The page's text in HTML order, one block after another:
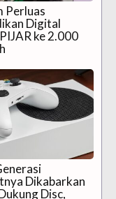
Perluas
Digital
ke 2.000
Dikabarkan
Disc,